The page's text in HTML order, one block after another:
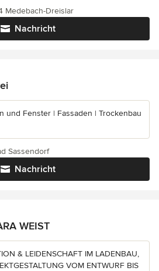
Nachricht
Medebach-Dreislar
und Fenster | Fassaden | Trockenbau
Nachricht
Sassendorf
WEIST
& LEIDENSCHAFT IM LADENBAU,
VOM ENTWURF BIS